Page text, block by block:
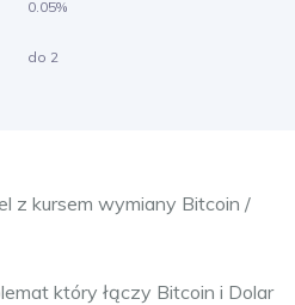
0.05%
do 2
z kursem wymiany Bitcoin /
który łączy Bitcoin i Dolar